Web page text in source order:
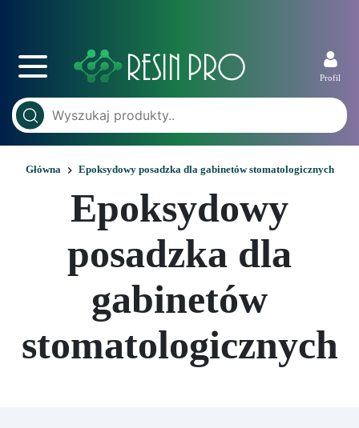
Profil
Główna Epoksydowy posadzka dla gabinetów stomatologicznych
Epoksydowy
posadzka dla
gabinetów
stomatologicznych